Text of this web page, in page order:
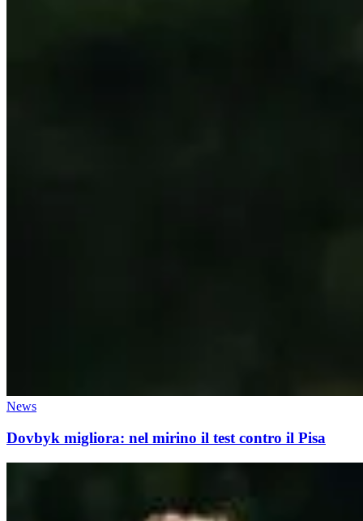
News
Dovbyk migliora: nel mirino il test contro il Pisa